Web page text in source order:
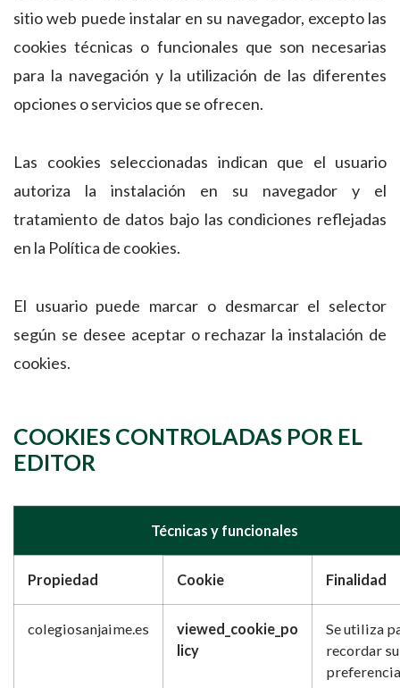
sitio web puede instalar en su navegador, excepto las
cookies técnicas o funcionales que son necesarias
para la navegación y la utilización de las diferentes
opciones o servicios que se ofrecen.
Las cookies seleccionadas indican que el usuario
autoriza la instalación en su navegador y el
tratamiento de datos bajo las condiciones reflejadas
en la Política de cookies.
El usuario puede marcar o desmarcar el selector
según se desee aceptar o rechazar la instalación de
cookies.
COOKIES CONTROLADAS POR EL
EDITOR
Técnicas y funcionales
Propiedad Cookie Finalidad
colegiosanjaime.es
viewed_cookie_po
licy
Se utiliza
recordar